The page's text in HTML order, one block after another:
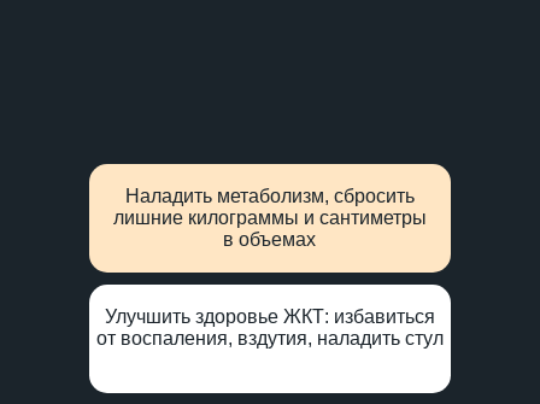
Наладить метаболизм, сбросить
лишние килограммы и сантиметры
в объемах
Улучшить здоровье ЖКТ: избавиться
от воспаления, вздутия, наладить стул